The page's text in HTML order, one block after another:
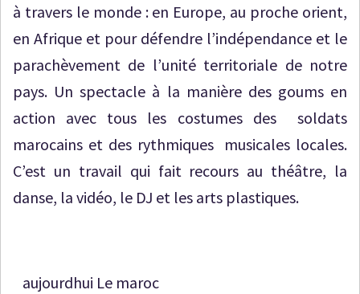
à travers le monde : en Europe, au proche orient,
en Afrique et pour défendre l’indépendance et le
parachèvement de l’unité territoriale de notre
pays. Un spectacle à la manière des goums en
action avec tous les costumes des soldats
marocains et des rythmiques musicales locales.
C’est un travail qui fait recours au théâtre, la
danse, la vidéo, le DJ et les arts plastiques.
aujourdhui Le maroc